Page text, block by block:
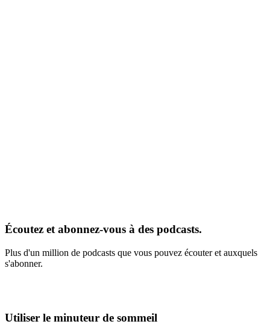
Écoutez et abonnez-vous à des podcasts.
Plus d'un million de podcasts que vous pouvez écouter et auxquels
s'abonner.
Utiliser le minuteur de sommeil